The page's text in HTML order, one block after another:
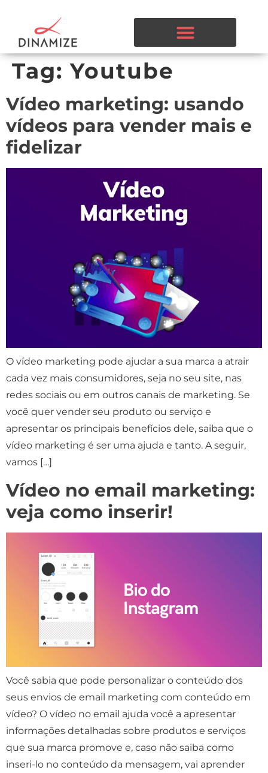
Tag:Youtube
Vídeo marketing: usando
vídeos para vender mais e
fidelizar
O vídeo marketing pode ajudar a sua marca a atrair
cada vez mais consumidores, seja no seu site, nas
redes sociais ou em outros canais de marketing. Se
você quer vender seu produto ou serviço e
apresentar os principais benefícios dele, saiba que o
vídeo marketing é ser uma ajuda e tanto. A seguir,
vamos […]
Vídeo no email marketing:
veja como inserir!
Você sabia que pode personalizar o conteúdo dos
seus envios de email marketing com conteúdo em
vídeo? O vídeo no email ajuda você a apresentar
informações detalhadas sobre produtos e serviços
que sua marca promove e, caso não saiba como
inseri-lo no conteúdo da mensagem, vai aprender